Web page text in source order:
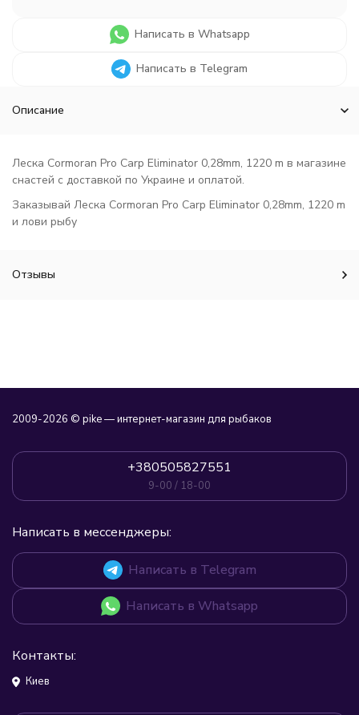
Написать в Whatsapp
Написать в Telegram
Описание
Леска Cormoran Pro Carp Eliminator 0,28mm, 1220 m в магазине
снастей с доставкой по Украине и оплатой.
Заказывай Леска Cormoran Pro Carp Eliminator 0,28mm, 1220 m
и лови рыбу
Отзывы
2009-2026 © pike — интернет-магазин для рыбаков
+380505827551
9-00 / 18-00
Написать в мессенджеры:
Написать в Telegram
Написать в Whatsapp
Контакты:
Киев